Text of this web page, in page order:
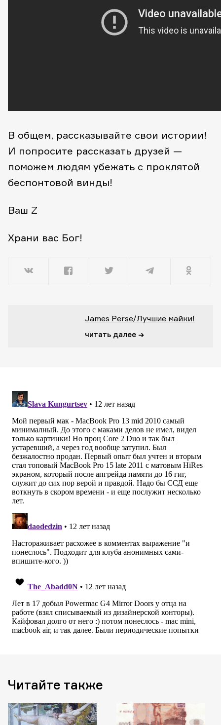
В общем, рассказывайте свои истории!
И попросите рассказать друзей —
поможем людям убежать с проклятой
беспонтовой винды!
Ваш Z
Храни вас Бог!
James Perse/Лучшие майки!
читать далее →
Читайте также